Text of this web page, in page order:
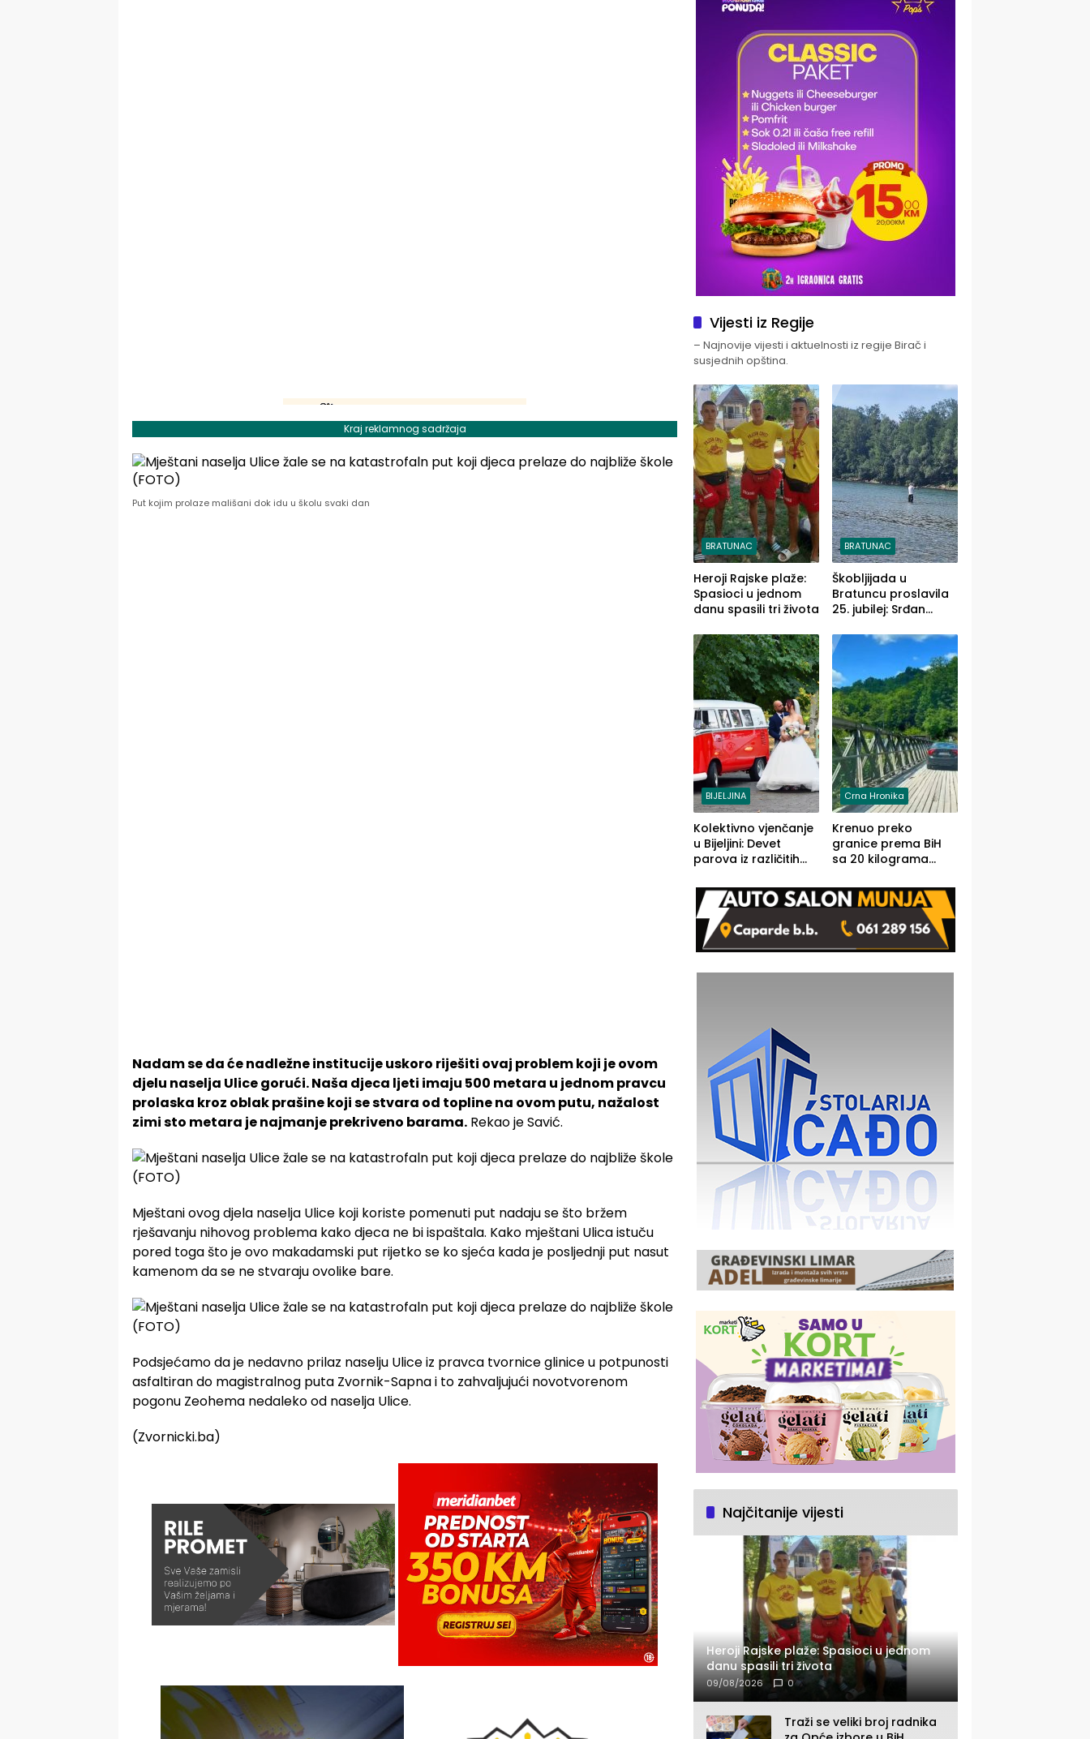
Kraj reklamnog sadržaja
Put kojim prolaze mališani dok idu u školu svaki dan
Nadam se da će nadležne institucije uskoro riješiti ovaj problem koji je ovom
djelu naselja Ulice gorući. Naša djeca ljeti imaju 500 metara u jednom pravcu
prolaska kroz oblak prašine koji se stvara od topline na ovom putu, nažalost
zimi sto metara je najmanje prekriveno barama. Rekao je Savić.
Mještani ovog djela naselja Ulice koji koriste pomenuti put nadaju se što bržem
rješavanju nihovog problema kako djeca ne bi ispaštala. Kako mještani Ulica istuču
pored toga što je ovo makadamski put rijetko se ko sjeća kada je posljednji put nasut
kamenom da se ne stvaraju ovolike bare.
Podsjećamo da je nedavno prilaz naselju Ulice iz pravca tvornice glinice u potpunosti
asfaltiran do magistralnog puta Zvornik-Sapna i to zahvaljujući novotvorenom
pogonu Zeohema nedaleko od naselja Ulice.
(Zvornicki.ba)
Vijesti iz Regije
– Najnovije vijesti i aktuelnosti iz regije Birač i
susjednih opština.
BRATUNAC
Heroji Rajske plaže:
Spasioci u jednom
danu spasili tri života
BRATUNAC
Škobljijada u
Bratuncu proslavila
25. jubilej: Srđan
ulovom od 2.040
grama (FOTO)
BIJELJINA
Kolektivno vjenčanje
u Bijeljini: Devet
parova iz različitih
izgovorilo
sudbonosno da
Crna Hronika
Krenuo preko
granice prema BiH
sa 20 kilograma
u automobilu
Najčitanije vijesti
Heroji Rajske plaže: Spasioci u jednom
danu spasili tri života
09/08/2026 0
Traži se veliki broj radnika